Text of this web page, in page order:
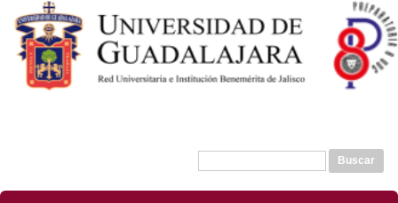
contenido
principal
Formulario de búsqueda
Buscar